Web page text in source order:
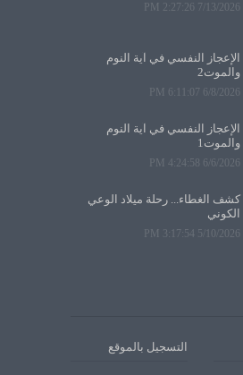
7/13/2026 2:27:26 PM
الإعجاز النفسي في آية النوم
والموت2
6/8/2026 6:11:07 PM
الإعجاز النفسي في آية النوم
والموت1
6/6/2026 4:24:58 PM
كشف الغطاء... رحلة ميلاد الوعي
الكوني
5/10/2026 3:17:54 PM
التسجيل بالموقع